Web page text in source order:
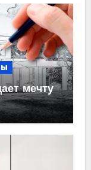
мечту